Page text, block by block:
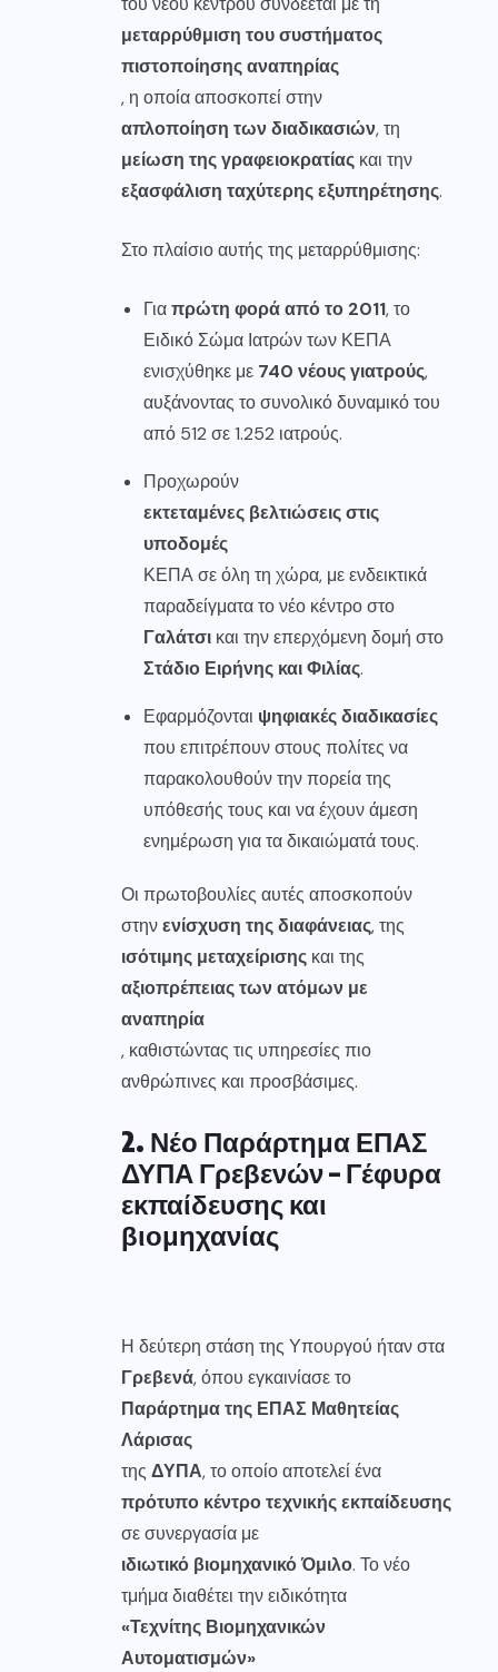
μεταρρύθμιση του συστήματος
πιστοποίησης αναπηρίας
, η οποία αποσκοπεί στην
απλοποίηση των διαδικασιών, τη
μείωση της γραφειοκρατίας και την
εξασφάλιση ταχύτερης εξυπηρέτησης.
Στο πλαίσιο αυτής της μεταρρύθμισης:
Γιαπρώτη φορά από το 2011, το
Ειδικό Σώμα Ιατρών των ΚΕΠΑ
ενισχύθηκε με 740 νέους γιατρούς,
αυξάνοντας το συνολικό δυναμικό του
από 512 σε 1.252 ιατρούς.
Προχωρούν
εκτεταμένες βελτιώσεις στις
υποδομές
ΚΕΠΑ σε όλη τη χώρα, με ενδεικτικά
παραδείγματα το νέο κέντρο στο
Γαλάτσι και την επερχόμενη δομή στο
Στάδιο Ειρήνης και Φιλίας.
Εφαρμόζονται ψηφιακές διαδικασίες
που επιτρέπουν στους πολίτες να
παρακολουθούν την πορεία της
υπόθεσής τους και να έχουν άμεση
ενημέρωση για τα δικαιώματά τους.
Οι πρωτοβουλίες αυτές αποσκοπούν
στηνενίσχυση της διαφάνειας, της
ισότιμης μεταχείρισης και της
αξιοπρέπειας των ατόμων με
αναπηρία
, καθιστώντας τις υπηρεσίες πιο
ανθρώπινες και προσβάσιμες.
2. Νέο Παράρτημα ΕΠΑΣ
ΔΥΠΑ Γρεβενών – Γέφυρα
εκπαίδευσης και
βιομηχανίας
Η δεύτερη στάση της Υπουργού ήταν στα
Γρεβενά, όπου εγκαινίασε το
Παράρτημα της ΕΠΑΣ Μαθητείας
Λάρισας
της ΔΥΠΑ, το οποίο αποτελεί ένα
πρότυπο κέντρο τεχνικής εκπαίδευσης
σε συνεργασία με
ιδιωτικό βιομηχανικό Όμιλο. Το νέο
τμήμα διαθέτει την ειδικότητα
«Τεχνίτης Βιομηχανικών
Αυτοματισμών»